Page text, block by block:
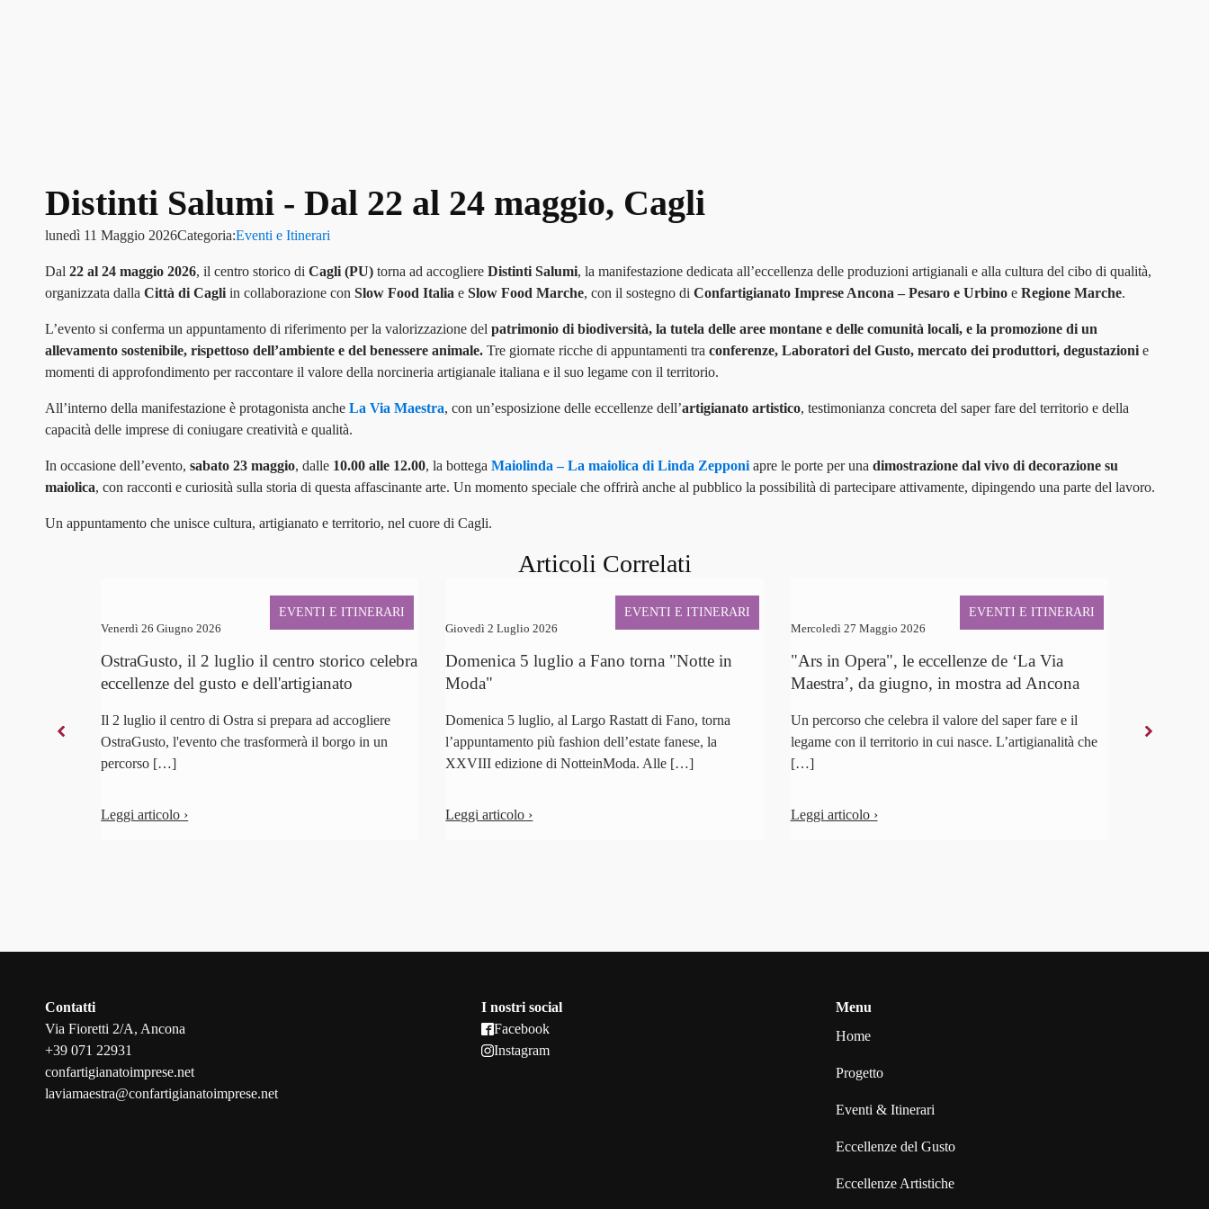
Distinti Salumi - Dal 22 al 24 maggio, Cagli
lunedì 11 Maggio 2026Categoria:Eventi e Itinerari
Dal 22 al 24 maggio 2026, il centro storico di Cagli (PU) torna ad accogliere Distinti Salumi, la manifestazione dedicata all’eccellenza delle produzioni artigianali e alla cultura del cibo di qualità,
organizzata dalla Città di Cagli in collaborazione con Slow Food Italia e Slow Food Marche, con il sostegno di Confartigianato Imprese Ancona – Pesaro e Urbino e Regione Marche.
L’evento si conferma un appuntamento di riferimento per la valorizzazione del patrimonio di biodiversità, la tutela delle aree montane e delle comunità locali, e la promozione di un
allevamento sostenibile, rispettoso dell’ambiente e del benessere animale. Tre giornate ricche di appuntamenti tra conferenze, Laboratori del Gusto, mercato dei produttori, degustazioni e
momenti di approfondimento per raccontare il valore della norcineria artigianale italiana e il suo legame con il territorio.
All’interno della manifestazione è protagonista anche La Via Maestra, con un’esposizione delle eccellenze dell’artigianato artistico, testimonianza concreta del saper fare del territorio e della
capacità delle imprese di coniugare creatività e qualità.
In occasione dell’evento, sabato 23 maggio, dalle 10.00 alle 12.00, la bottega Maiolinda – La maiolica di Linda Zepponi apre le porte per una dimostrazione dal vivo di decorazione su
maiolica, con racconti e curiosità sulla storia di questa affascinante arte. Un momento speciale che offrirà anche al pubblico la possibilità di partecipare attivamente, dipingendo una parte del lavoro.
Un appuntamento che unisce cultura, artigianato e territorio, nel cuore di Cagli.
Articoli Correlati
EVENTI E ITINERARI
Venerdì 26 Giugno 2026
OstraGusto, il 2 luglio il centro storico celebra
eccellenze del gusto e dell'artigianato
Il 2 luglio il centro di Ostra si prepara ad accogliere
OstraGusto, l'evento che trasformerà il borgo in un
percorso […]
Leggi articolo ›
EVENTI E ITINERARI
Giovedì 2 Luglio 2026
Domenica 5 luglio a Fano torna "Notte in
Moda"
Domenica 5 luglio, al Largo Rastatt di Fano, torna
l’appuntamento più fashion dell’estate fanese, la
XXVIII edizione di NotteinModa. Alle […]
Leggi articolo ›
EVENTI E ITINERARI
Mercoledì 27 Maggio 2026
"Ars in Opera", le eccellenze de ‘La Via
Maestra’, da giugno, in mostra ad Ancona
Un percorso che celebra il valore del saper fare e il
legame con il territorio in cui nasce. L’artigianalità che
[…]
Leggi articolo ›
Contatti
Via Fioretti 2/A, Ancona
+39 071 22931
confartigianatoimprese.net
laviamaestra@confartigianatoimprese.net
I nostri social
Facebook
Instagram
Menu
Home
Progetto
Eventi & Itinerari
Eccellenze del Gusto
Eccellenze Artistiche